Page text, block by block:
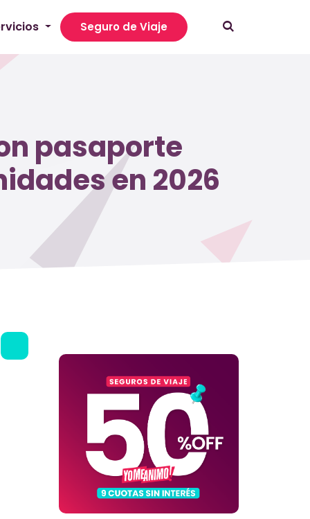
Seguro de Viaje
pasaporte
en 2026